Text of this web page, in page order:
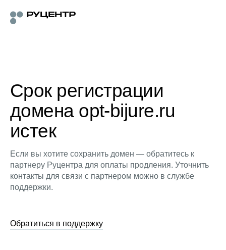
Срок регистрации
домена opt-bijure.ru
истек
Если вы хотите сохранить домен — обратитесь к
партнеру Руцентра для оплаты продления. Уточнить
контакты для связи с партнером можно в службе
поддержки.
Обратиться в поддержку